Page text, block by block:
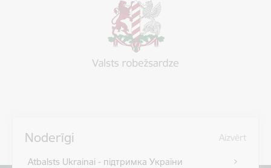
Noderīgi Aizvērt
Atbalsts Ukrainai - підтримка України